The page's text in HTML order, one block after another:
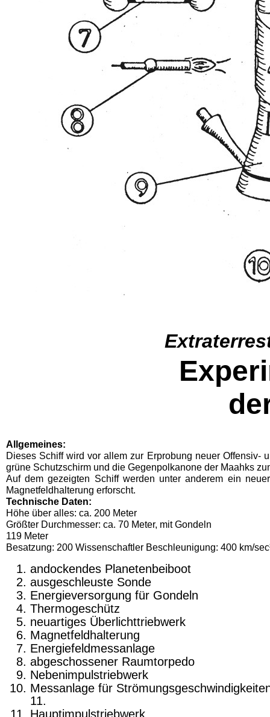
Allgemeines:
Dieses Schiff wird vor allem zur Erprobung neuer Offensiv-
grüne Schutzschirm und die Gegenpolkanone der Maahks
Auf dem gezeigten Schiff werden unter anderem ein
Magnetfeldhalterung erforscht.
Technische Daten:
Höhe über alles: ca. 200 Meter
Größter Durchmesser: ca. 70 Meter, mit Gondeln
119 Meter
Besatzung: 200 Wissenschaftler Beschleunigung: 400 km/
andockendes Planetenbeiboot
ausgeschleuste Sonde
Energieversorgung für Gondeln
Thermogeschütz
neuartiges Überlichttriebwerk
Magnetfeldhalterung
Energiefeldmessanlage
abgeschossener Raumtorpedo
Nebenimpulstriebwerk
Messanlage für
11.
Hauptimpulstriebwerk